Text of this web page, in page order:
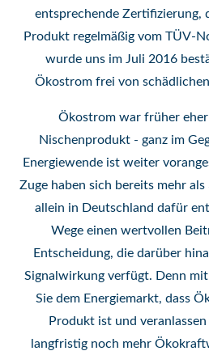
entsprechende Zertifizierung,
Produkt regelmäßig vom TÜV-
wurde uns im Juli 2016
Ökostrom frei von
Ökostrom war früher
Nischenprodukt - ganz im
Energiewende ist weiter
Zuge haben sich bereits mehr
allein in Deutschland dafür
Wege einen wertvollen
Entscheidung, die darüber
Signalwirkung verfügt. Denn
Sie dem Energiemarkt, dass
Produkt ist und
langfristig noch mehr